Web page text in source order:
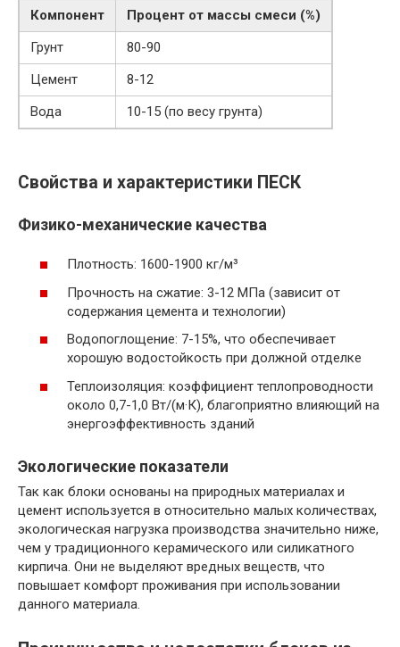
Компонент
Процент от массы смеси (%)
Грунт
80-90
Цемент
8-12
Вода
10-15 (по весу грунта)
Свойства и характеристики ПЕСК
Физико-механические качества
Плотность: 1600-1900 кг/м³
Прочность на сжатие: 3-12 МПа (зависит от
содержания цемента и технологии)
Водопоглощение: 7-15%, что обеспечивает
хорошую водостойкость при должной отделке
Теплоизоляция: коэффициент теплопроводности
около 0,7-1,0 Вт/(м·К), благоприятно влияющий на
энергоэффективность зданий
Экологические показатели
Так как блоки основаны на природных материалах и
цемент используется в относительно малых количествах,
экологическая нагрузка производства значительно ниже,
чем у традиционного керамического или силикатного
кирпича. Они не выделяют вредных веществ, что
повышает комфорт проживания при использовании
данного материала.